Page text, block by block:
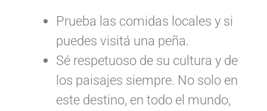
Prueba las comidas locales y si
puedes visitá una peña.
Sé respetuoso de su cultura y de
los paisajes siempre. No solo en
este destino, en todo el mundo,